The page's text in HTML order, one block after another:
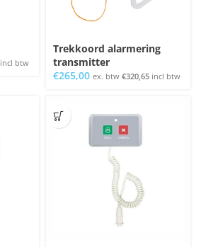
incl btw
Trekkoord alarmering
transmitter
€265,00 ex. btw €320,65 incl btw